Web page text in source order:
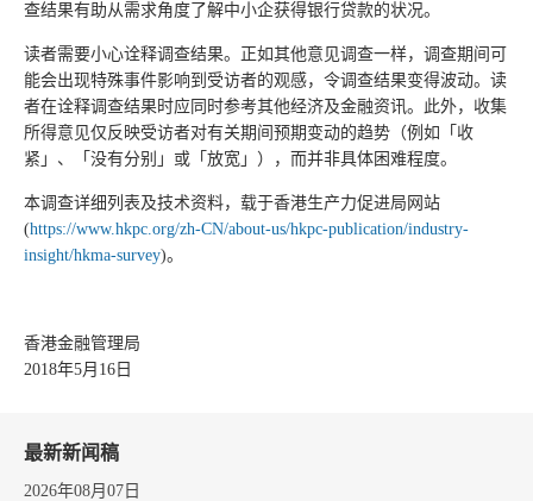
查结果有助从需求角度了解中小企获得银行贷款的状况。
读者需要小心诠释调查结果。正如其他意见调查一样，调查期间可
能会出现特殊事件影响到受访者的观感，令调查结果变得波动。读
者在诠释调查结果时应同时参考其他经济及金融资讯。此外，收集
所得意见仅反映受访者对有关期间预期变动的趋势（例如「收
紧」、「没有分别」或「放宽」），而并非具体困难程度。
本调查详细列表及技术资料，载于香港生产力促进局网站
(https://www.hkpc.org/zh-CN/about-us/hkpc-publication/industry-
insight/hkma-survey)。
香港金融管理局
2018年5月16日
最新新闻稿
2026年08月07日